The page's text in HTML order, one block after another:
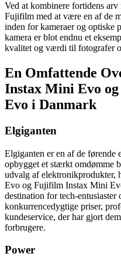
Ved at kombinere fortidens
Fujifilm med at være en af de
inden for kameraer og optiske
kamera er blot endnu et
kvalitet og værdi til fotografer
En Omfattende
Instax Mini Evo
Evo i Danmark
Elgiganten
Elgiganten er en af de
opbygget et stærkt omdømme
udvalg af elektronikprodukter,
Evo og Fujifilm Instax Mini
destination for tech-
konkurrencedygtige priser,
kundeservice, der har gjort
forbrugere.
Power